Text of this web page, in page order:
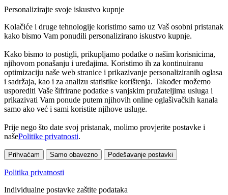
Personalizirajte svoje iskustvo kupnje
Kolačiće i druge tehnologije koristimo samo uz Vaš osobni pristanak
kako bismo Vam ponudili personalizirano iskustvo kupnje.
Kako bismo to postigli, prikupljamo podatke o našim korisnicima,
njihovom ponašanju i uređajima. Koristimo ih za kontinuiranu
optimizaciju naše web stranice i prikazivanje personaliziranih oglasa
i sadržaja, kao i za analizu statistike korištenja. Također možemo
usporediti Vaše šifrirane podatke s vanjskim pružateljima usluga i
prikazivati Vam ponude putem njihovih online oglašivačkih kanala
samo ako već i sami koristite njihove usluge.
Prije nego što date svoj pristanak, molimo provjerite postavke i
našePolitike privatnosti.
Prihvaćam Samo obavezno Podešavanje postavki
Politika privatnosti
Individualne postavke zaštite podataka